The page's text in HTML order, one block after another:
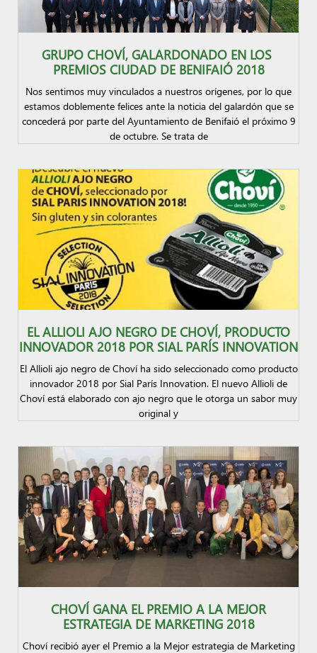
GRUPO CHOVÍ, GALARDONADO EN LOS
PREMIOS CIUDAD DE BENIFAIÓ 2018
Nos sentimos muy vinculados a nuestros orígenes, por lo que
estamos doblemente felices ante la noticia del galardón que se
concederá por parte del Ayuntamiento de Benifaió el próximo 9
de octubre. Se trata de
EL ALLIOLI AJO NEGRO DE CHOVÍ, PRODUCTO
INNOVADOR 2018 POR SIAL PARÍS INNOVATION
El Allioli ajo negro de Choví ha sido seleccionado como producto
innovador 2018 por Sial París Innovation. El nuevo Allioli de
Choví está elaborado con ajo negro que le otorga un sabor muy
original y
CHOVÍ GANA EL PREMIO A LA MEJOR
ESTRATEGIA DE MARKETING 2018
Choví recibió ayer el Premio a la Mejor estrategia de Marketing